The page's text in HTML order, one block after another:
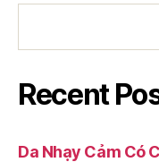
Recent
Da Nhạy Cảm Có